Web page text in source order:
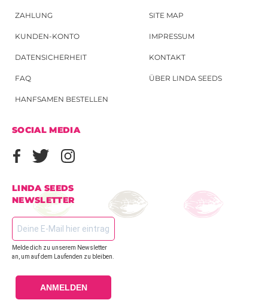
ZAHLUNG
KUNDEN-KONTO
DATENSICHERHEIT
FAQ
HANFSAMEN BESTELLEN
SITE MAP
IMPRESSUM
KONTAKT
ÜBER LINDA SEEDS
SOCIAL MEDIA
LINDA SEEDS
NEWSLETTER
Melde dich zu unserem Newsletter
an, um auf dem Laufenden zu bleiben.
ANMELDEN